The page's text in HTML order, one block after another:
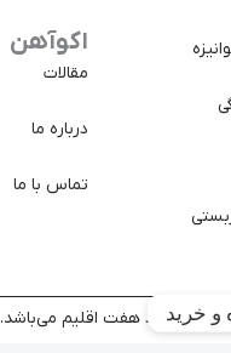
اکوآهن
مقالات
درباره ما
تماس با ما
پولاد هفت اقلیم می‌باشد.خرید